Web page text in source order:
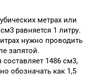
метрах или
равняется 1 литру.
нужно проводить
запятой.
1486 см3,
обозначать как 1,5